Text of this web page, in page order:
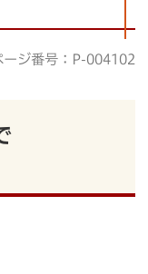
ージ番号：P-004102